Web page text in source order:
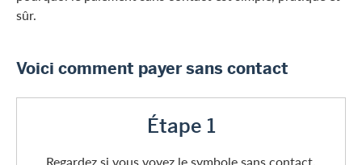
sûr.
Voici comment payer sans contact
Étape 1